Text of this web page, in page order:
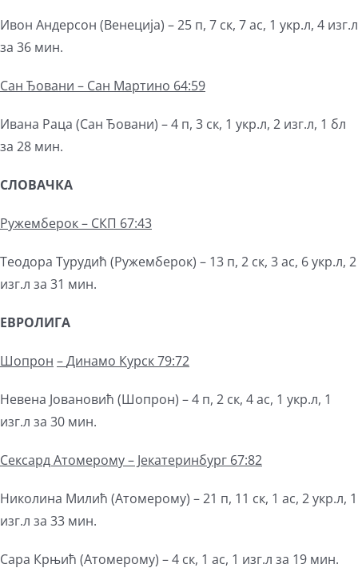
Ивон Андерсон (Венеција) – 25 п, 7 ск, 7 ас, 1 укр.л, 4 изг.л
за 36 мин.
Сан Ђовани – Сан Мартино 64:59
Ивана Раца (Сан Ђовани) – 4 п, 3 ск, 1 укр.л, 2 изг.л, 1 бл
за 28 мин.
СЛОВАЧКА
Ружемберок – СКП 67:43
Теодора Турудић (Ружемберок) – 13 п, 2 ск, 3 ас, 6 укр.л, 2
изг.л за 31 мин.
ЕВРОЛИГА
Шопрон –Динамо Курск 79:72
Невена Јовановић (Шопрон) – 4 п, 2 ск, 4 ас, 1 укр.л, 1
изг.л за 30 мин.
СексардАтомерому – Јекатеринбург 67:82
Николина Милић (Атомерому) – 21 п, 11 ск, 1 ас, 2 укр.л, 1
изг.л за 33 мин.
Сара Крњић (Атомерому) – 4 ск, 1 ас, 1 изг.л за 19 мин.